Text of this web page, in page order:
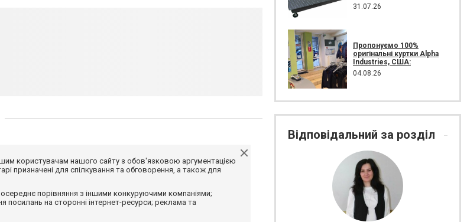
користувачам нашого сайту з обов'язковою аргументацією
призначені для спілкування та обговорення, а також для
порівняння з іншими конкуруючими компаніями;
посилань на сторонні інтернет-ресурси; реклама та
31.07.26
Пропонуємо 100%
оригінальні куртки Alpha
Industries, США:
04.08.26
Відповідальний за розділ